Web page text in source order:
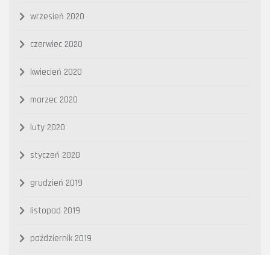
wrzesień 2020
czerwiec 2020
kwiecień 2020
marzec 2020
luty 2020
styczeń 2020
grudzień 2019
listopad 2019
październik 2019